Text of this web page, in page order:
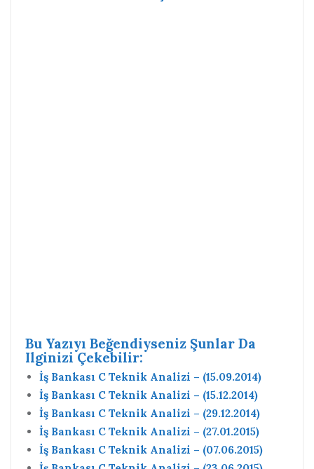
Bu Yazıyı Beğendiyseniz Şunlar Da
Ilginizi Çekebilir:
İş Bankası C Teknik Analizi – (15.09.2014)
İş Bankası C Teknik Analizi – (15.12.2014)
İş Bankası C Teknik Analizi – (29.12.2014)
İş Bankası C Teknik Analizi – (27.01.2015)
İş Bankası C Teknik Analizi – (07.06.2015)